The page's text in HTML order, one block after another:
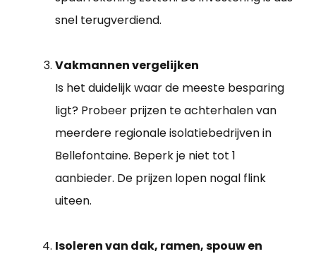
snel terugverdiend.
Vakmannen vergelijken
Is het duidelijk waar de meeste besparing
ligt? Probeer prijzen te achterhalen van
meerdere regionale isolatiebedrijven in
Bellefontaine. Beperk je niet tot 1
aanbieder. De prijzen lopen nogal flink
uiteen.
Isoleren van dak, ramen, spouw en